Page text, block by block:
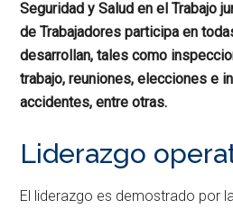
Seguridad y Salud en el Trabajo
de Trabajadores participa en
desarrollan, tales como
trabajo, reuniones, elecciones e
accidentes, entre otras.
Liderazgo
El liderazgo es demostrado por